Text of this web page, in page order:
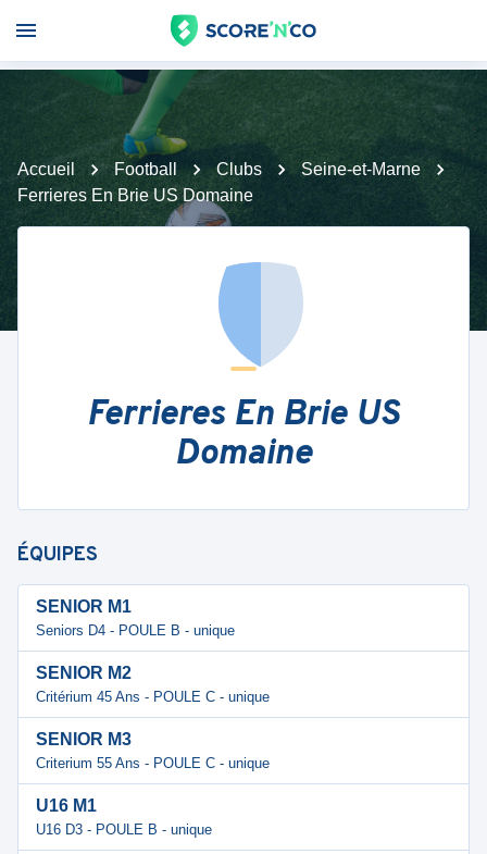
Accueil Football Clubs
Seine-et-Marne
Ferrieres En Brie US Domaine
Ferrieres En Brie US
Domaine
ÉQUIPES
SENIOR M1
Seniors D4 - POULE B - unique
SENIOR M2
Critérium 45 Ans - POULE C - unique
SENIOR M3
Criterium 55 Ans - POULE C - unique
U16 M1
U16 D3 - POULE B - unique